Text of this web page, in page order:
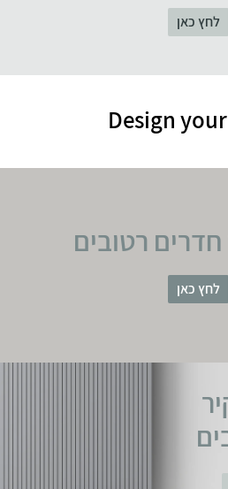
לחץ כאן
Design
חדרים רטובים
לחץ כאן